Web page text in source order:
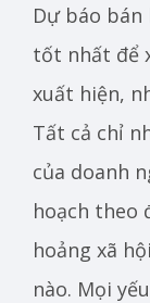
Dự báo
tốt nhất để
xuất hiện,
Tất cả chỉ
của doanh
hoạch theo
hoảng xã
nào. Mọi